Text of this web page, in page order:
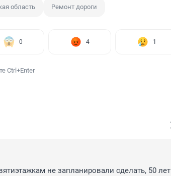
область Ремонт дороги
0 4 1
Ctrl+Enter
не запланировали сделать, 50 лет